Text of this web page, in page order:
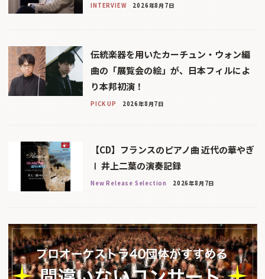
INTERVIEW 2026年8月7日
伝統楽器を用いたカーチュン・ウォン編
曲の「展覧会の絵」が、日本フィルによ
り本邦初演！
PICK UP 2026年8月7日
【CD】フランスのピアノ曲 近代の華やぎ
Ⅰ 井上二葉の演奏記録
New Release Selection 2026年8月7日